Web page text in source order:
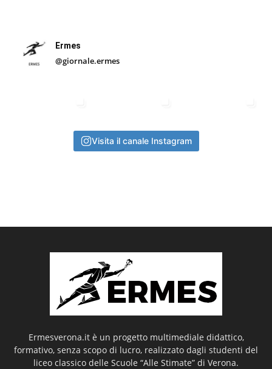
Ermes
@giornale.ermes
Visita il canale Instagram
Ermesverona.it è un progetto multimediale didattico,
formativo, senza scopo di lucro, realizzato dagli studenti del
liceo classico delle Scuole “Alle Stimate” di Verona.